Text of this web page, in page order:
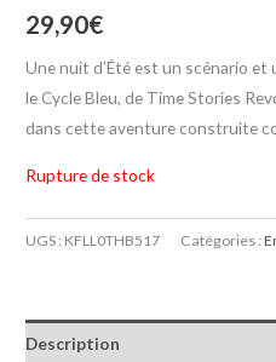
29,90€
Une nuit d’Été est un scénario
le Cycle Bleu, de Time Stories
dans cette aventure construite
Rupture de stock
UGS : KFLL0THB517 Catégories :
Description